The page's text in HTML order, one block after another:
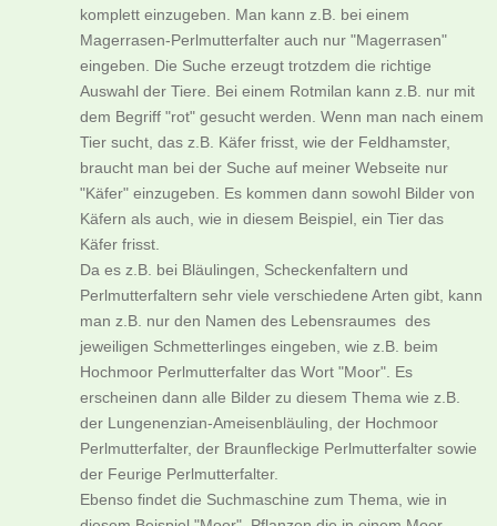
komplett einzugeben. Man kann z.B. bei einem
Magerrasen-Perlmutterfalter auch nur "Magerrasen"
eingeben. Die Suche erzeugt trotzdem die richtige
Auswahl der Tiere. Bei einem Rotmilan kann z.B. nur mit
dem Begriff "rot" gesucht werden. Wenn man nach einem
Tier sucht, das z.B. Käfer frisst, wie der Feldhamster,
braucht man bei der Suche auf meiner Webseite nur
"Käfer" einzugeben. Es kommen dann sowohl Bilder von
Käfern als auch, wie in diesem Beispiel, ein Tier das
Käfer frisst.
Da es z.B. bei Bläulingen, Scheckenfaltern und
Perlmutterfaltern sehr viele verschiedene Arten gibt, kann
man z.B. nur den Namen des Lebensraumes des
jeweiligen Schmetterlinges eingeben, wie z.B. beim
Hochmoor Perlmutterfalter das Wort "Moor". Es
erscheinen dann alle Bilder zu diesem Thema wie z.B.
der Lungenenzian-Ameisenbläuling, der Hochmoor
Perlmutterfalter, der Braunfleckige Perlmutterfalter sowie
der Feurige Perlmutterfalter.
Ebenso findet die Suchmaschine zum Thema, wie in